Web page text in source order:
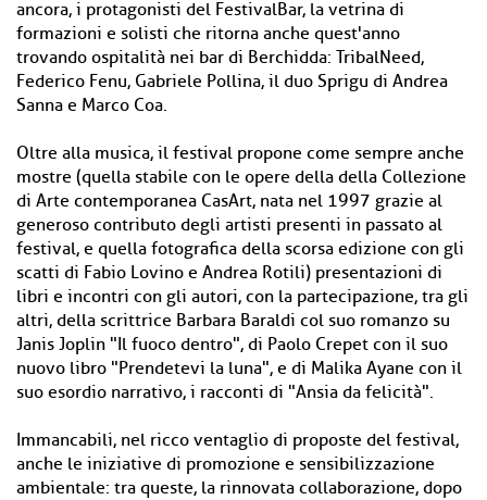
ancora, i protagonisti del FestivalBar, la vetrina di
formazioni e solisti che ritorna anche quest'anno
trovando ospitalità nei bar di Berchidda: TribalNeed,
Federico Fenu, Gabriele Pollina, il duo Sprigu di Andrea
Sanna e Marco Coa.
Oltre alla musica, il festival propone come sempre anche
mostre (quella stabile con le opere della della Collezione
di Arte contemporanea CasArt, nata nel 1997 grazie al
generoso contributo degli artisti presenti in passato al
festival, e quella fotografica della scorsa edizione con gli
scatti di Fabio Lovino e Andrea Rotili) presentazioni di
libri e incontri con gli autori, con la partecipazione, tra gli
altri, della scrittrice Barbara Baraldi col suo romanzo su
Janis Joplin "Il fuoco dentro", di Paolo Crepet con il suo
nuovo libro "Prendetevi la luna", e di Malika Ayane con il
suo esordio narrativo, i racconti di "Ansia da felicità".
Immancabili, nel ricco ventaglio di proposte del festival,
anche le iniziative di promozione e sensibilizzazione
ambientale: tra queste, la rinnovata collaborazione, dopo